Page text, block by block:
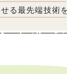
る最先端技術